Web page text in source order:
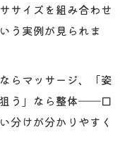
わせが鍵になる
サイズを組み合わせ
う実例が見られま
らマッサージ、「姿
う」なら整体――口
分けが分かりやすく